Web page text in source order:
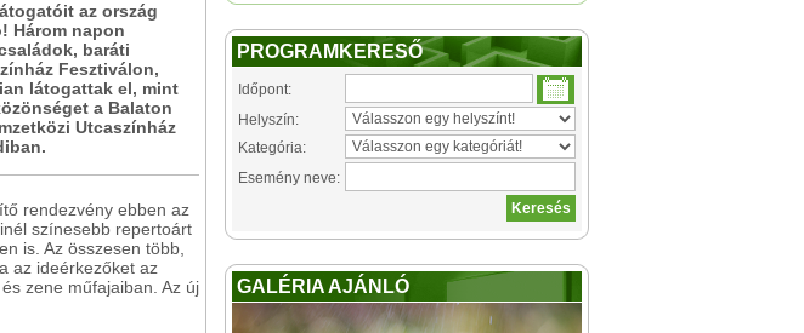
az ország
Három napon
baráti
Fesztiválon,
látogattak el, mint
a Balaton
Utcaszínház
rendezvény ebben az
színesebb repertoárt
is. Az összesen több,
az ideérkezőket az
zene műfajaiban. Az új
PROGRAMKERESŐ
Időpont:
Helyszín:
Kategória:
Esemény neve:
GALÉRIA AJÁNLÓ